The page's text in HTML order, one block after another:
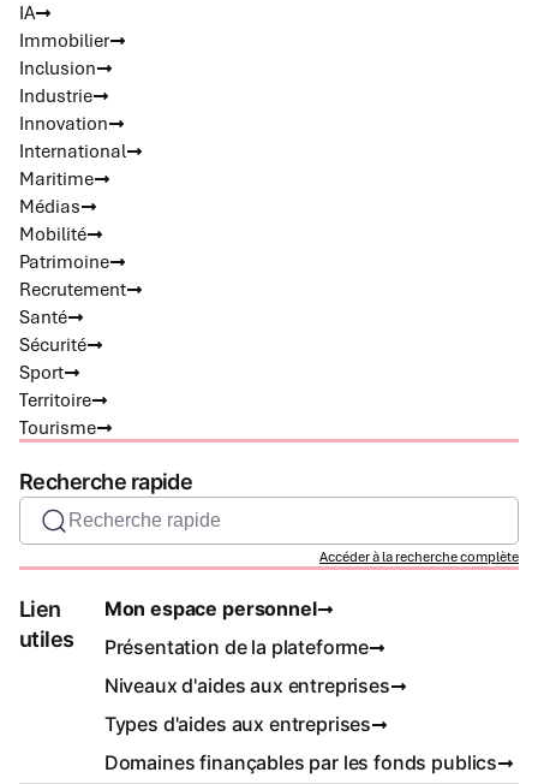
IA
Immobilier
Inclusion
Industrie
Innovation
International
Maritime
Médias
Mobilité
Patrimoine
Recrutement
Santé
Sécurité
Sport
Territoire
Tourisme
Recherche rapide
Recherche rapide
Accéder à la recherche complète
Lien
utiles
Mon espace personnel
Présentation de la plateforme
Niveaux d'aides aux entreprises
Types d'aides aux entreprises
Domaines finançables par les fonds publics